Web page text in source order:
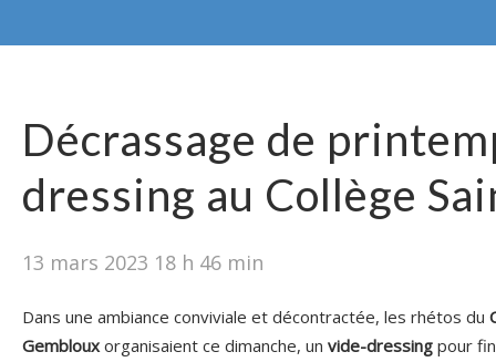
Décrassage de
dressing au Collège
13 mars 2023 18 h 46 min
Dans une ambiance conviviale et décontractée, les rhétos du
Gemblouxorganisaient ce dimanche, un vide-dressing pour